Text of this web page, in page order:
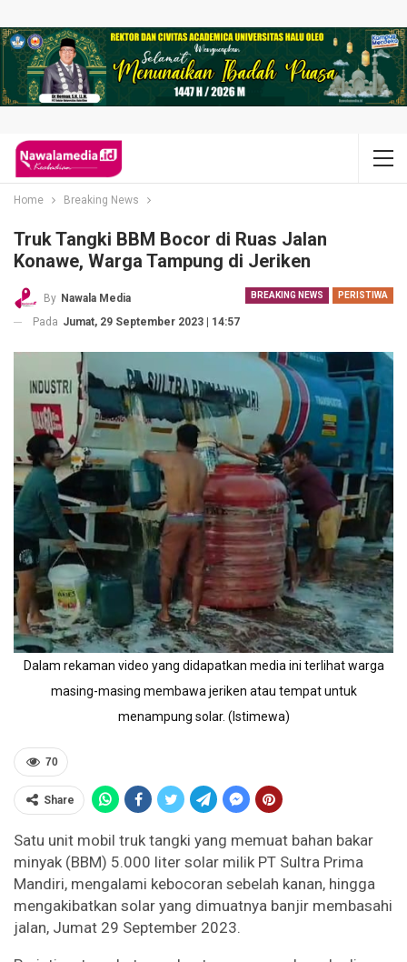
Home Breaking News
Truk Tangki BBM Bocor di Ruas Jalan
Konawe, Warga Tampung di Jeriken
BREAKING NEWS PERISTIWA
By Nawala Media
Pada Jumat, 29 September 2023 | 14:57
Dalam rekaman video yang didapatkan media ini terlihat warga
masing-masing membawa jeriken atau tempat untuk
menampung solar. (Istimewa)
70
Share
Satu unit mobil truk tangki yang memuat bahan bakar
minyak (BBM) 5.000 liter solar milik PT Sultra Prima
Mandiri, mengalami kebocoran sebelah kanan, hingga
mengakibatkan solar yang dimuatnya banjir membasahi
jalan, Jumat 29 September 2023.